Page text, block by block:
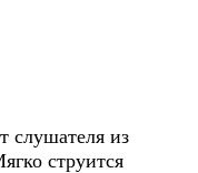
слушателя из
струится